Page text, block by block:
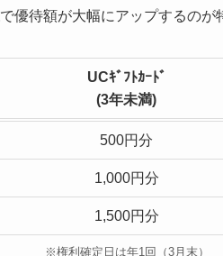
で優待額が大幅にアップするのが
UCｷﾞﾌﾄｶｰﾄﾞ
(3年未満)
500円分
1,000円分
1,500円分
※権利確定日は年1回（3月末）